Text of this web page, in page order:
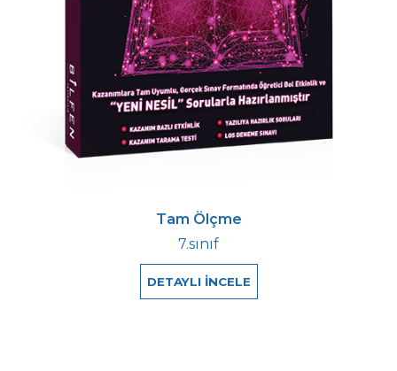
Tam Ölçme
7.sınıf
DETAYLI İNCELE